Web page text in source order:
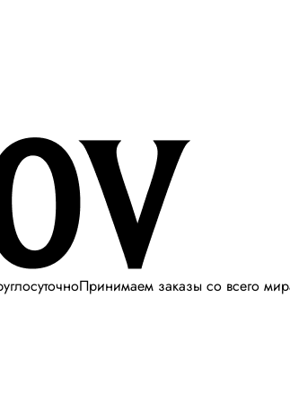
Принимаем заказы со всего